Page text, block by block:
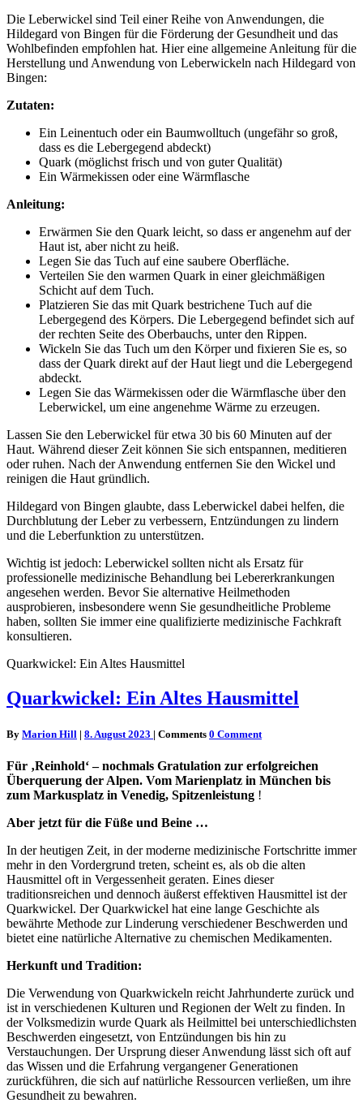
Die Leberwickel sind Teil einer Reihe von Anwendungen, die
Hildegard von Bingen für die Förderung der Gesundheit und das
Wohlbefinden empfohlen hat. Hier eine allgemeine Anleitung für die
Herstellung und Anwendung von Leberwickeln nach Hildegard von
Bingen:
Zutaten:
Ein Leinentuch oder ein Baumwolltuch (ungefähr so groß,
dass es die Lebergegend abdeckt)
Quark (möglichst frisch und von guter Qualität)
Ein Wärmekissen oder eine Wärmflasche
Anleitung:
Erwärmen Sie den Quark leicht, so dass er angenehm auf der
Haut ist, aber nicht zu heiß.
Legen Sie das Tuch auf eine saubere Oberfläche.
Verteilen Sie den warmen Quark in einer gleichmäßigen
Schicht auf dem Tuch.
Platzieren Sie das mit Quark bestrichene Tuch auf die
Lebergegend des Körpers. Die Lebergegend befindet sich auf
der rechten Seite des Oberbauchs, unter den Rippen.
Wickeln Sie das Tuch um den Körper und fixieren Sie es, so
dass der Quark direkt auf der Haut liegt und die Lebergegend
abdeckt.
Legen Sie das Wärmekissen oder die Wärmflasche über den
Leberwickel, um eine angenehme Wärme zu erzeugen.
Lassen Sie den Leberwickel für etwa 30 bis 60 Minuten auf der
Haut. Während dieser Zeit können Sie sich entspannen, meditieren
oder ruhen. Nach der Anwendung entfernen Sie den Wickel und
reinigen die Haut gründlich.
Hildegard von Bingen glaubte, dass Leberwickel dabei helfen, die
Durchblutung der Leber zu verbessern, Entzündungen zu lindern
und die Leberfunktion zu unterstützen.
Wichtig ist jedoch: Leberwickel sollten nicht als Ersatz für
professionelle medizinische Behandlung bei Lebererkrankungen
angesehen werden. Bevor Sie alternative Heilmethoden
ausprobieren, insbesondere wenn Sie gesundheitliche Probleme
haben, sollten Sie immer eine qualifizierte medizinische Fachkraft
konsultieren.
Quarkwickel: Ein Altes Hausmittel
Quarkwickel: Ein Altes Hausmittel
By Marion Hill | 8. August 2023 | Comments 0 Comment
Für ‚Reinhold‘ – nochmals Gratulation zur erfolgreichen
Überquerung der Alpen. Vom Marienplatz in München bis
zum Markusplatz in Venedig, Spitzenleistung !
Aber jetzt für die Füße und Beine …
In der heutigen Zeit, in der moderne medizinische Fortschritte immer
mehr in den Vordergrund treten, scheint es, als ob die alten
Hausmittel oft in Vergessenheit geraten. Eines dieser
traditionsreichen und dennoch äußerst effektiven Hausmittel ist der
Quarkwickel. Der Quarkwickel hat eine lange Geschichte als
bewährte Methode zur Linderung verschiedener Beschwerden und
bietet eine natürliche Alternative zu chemischen Medikamenten.
Herkunft und Tradition:
Die Verwendung von Quarkwickeln reicht Jahrhunderte zurück und
ist in verschiedenen Kulturen und Regionen der Welt zu finden. In
der Volksmedizin wurde Quark als Heilmittel bei unterschiedlichsten
Beschwerden eingesetzt, von Entzündungen bis hin zu
Verstauchungen. Der Ursprung dieser Anwendung lässt sich oft auf
das Wissen und die Erfahrung vergangener Generationen
zurückführen, die sich auf natürliche Ressourcen verließen, um ihre
Gesundheit zu bewahren.